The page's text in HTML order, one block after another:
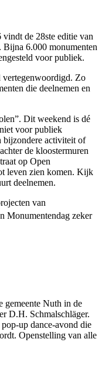
vindt de 28ste editie van
Bijna 6.000 monumenten
voor publiek.
vertegenwoordigd. Zo
die deelnemen en
Dit weekend is dé
voor publiek
bijzondere activiteit of
de kloostermuren
op Open
leven zien komen. Kijk
deelnemen.
van
Monumentendag zeker
gemeente Nuth in de
D.H. Schmalschläger.
up dance-avond die
Openstelling van alle